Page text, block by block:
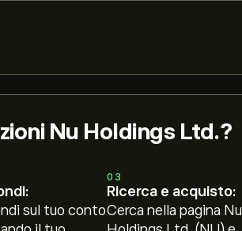
Nu Holdings Ltd.?
sul tuo conto
03
Ricerca e acquisto:
Cerca nella pagina Nu